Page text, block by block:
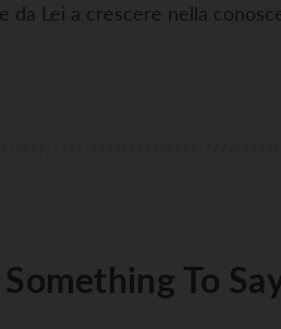
da Lei a crescere nella
To